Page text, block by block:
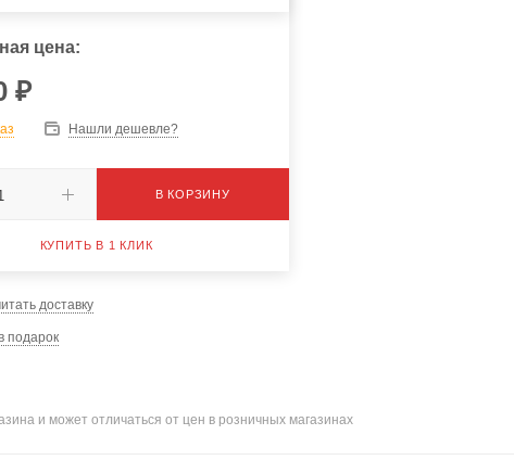
цена:
₽
Нашли дешевле?
В КОРЗИНУ
КУПИТЬ В 1 КЛИК
доставку
подарок
и может отличаться от цен в розничных магазинах